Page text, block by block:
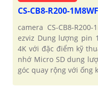
CS-CB8-R200-
camera CS-CB8-
ezviz Dung lượng pin
4K với đặc điểm kỹ
nhớ Micro SD dung
góc quay rộng với ống